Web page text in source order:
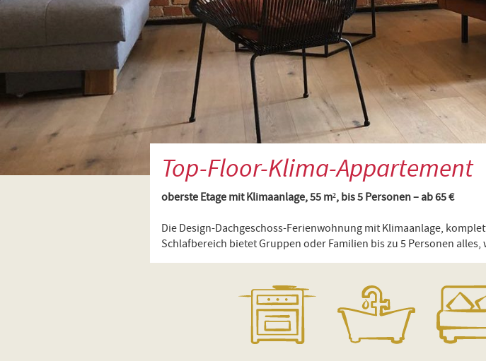
Top-Floor-Klima-Appartement
oberste Etage mit Klimaanlage, 55 m², bis 5 Personen – ab 65 €
Die Design-Dachgeschoss-Ferienwohnung mit Klimaanlage,
Schlafbereich bietet Gruppen oder Familien bis zu 5 Personen